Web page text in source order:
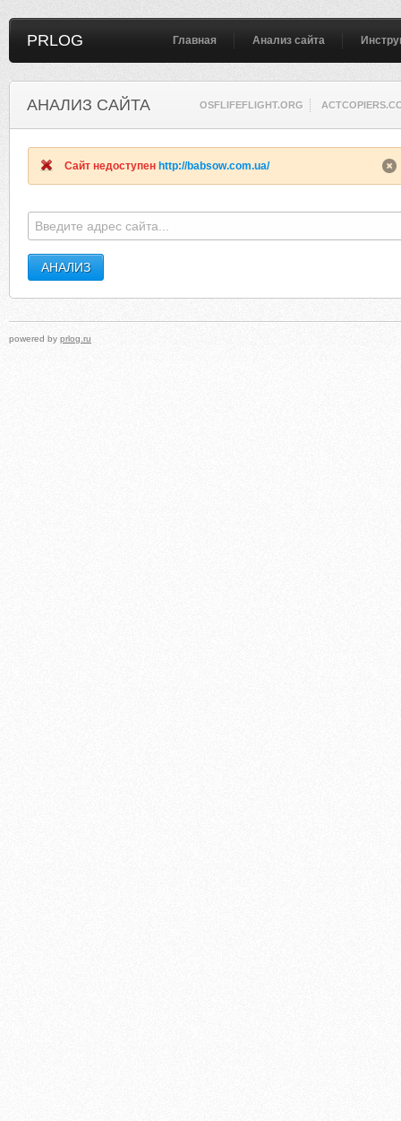
PRLOG Главная Анализ сайта
АНАЛИЗ САЙТА OSFLIFEFLIGHT.ORG
Сайт недоступен http://babsow.com.ua/
powered by prlog.ru